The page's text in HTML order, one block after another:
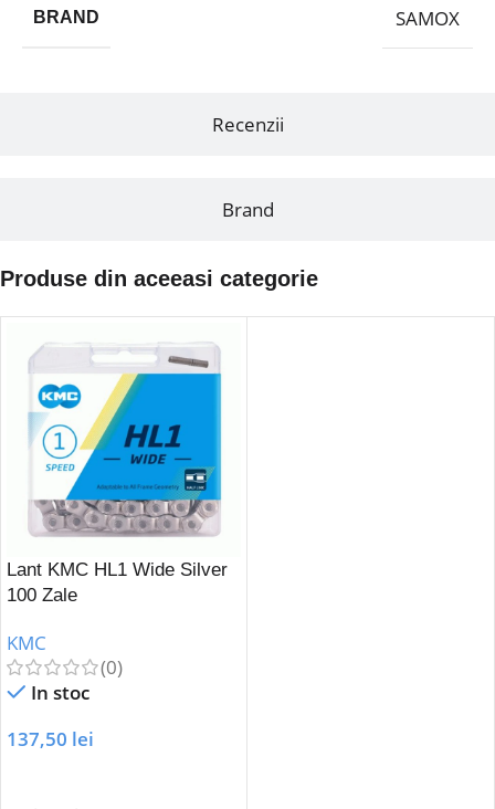
Recenzii
Brand
BRAND SAMOX
Produse din aceeasi categorie
Lant KMC HL1 Wide Silver
100 Zale
KMC
(0)
In stoc
137,50 lei